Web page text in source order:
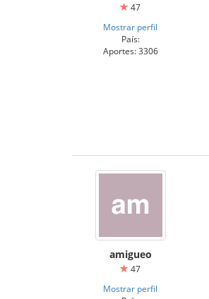
47
Mostrar perfil
País:
Aportes: 3306
amigueo
47
Mostrar perfil